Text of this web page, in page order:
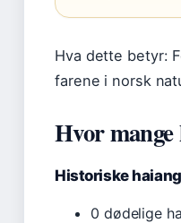
Hva dette betyr:
farene i norsk
Hvor
Historiske
0 dødelige